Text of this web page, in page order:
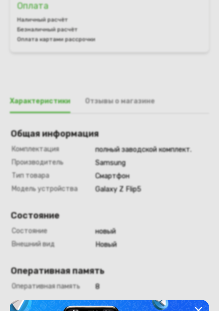
Оплата
Наличный расчёт
Безналичный расчёт
Оплата картами рассрочки
Характеристики Отзывы о магазине
Общая информация
Комплектация
полный заводской комплект.
Производитель
Samsung
Тип товара
Смартфон
Модель устройства
Galaxy Z Flip5
Состояние
Состояние
новый
Внешний вид
Новый
Оперативная память
Оперативная память 8